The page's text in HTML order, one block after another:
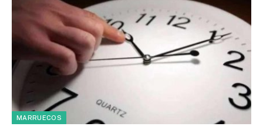
MARRUECOS